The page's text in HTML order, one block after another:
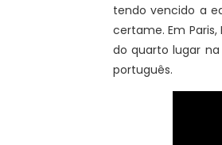
tendo vencido a
certame. Em
do quarto lugar
português.